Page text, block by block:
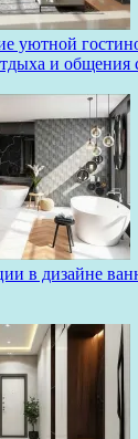
уютной
и
в дизайне